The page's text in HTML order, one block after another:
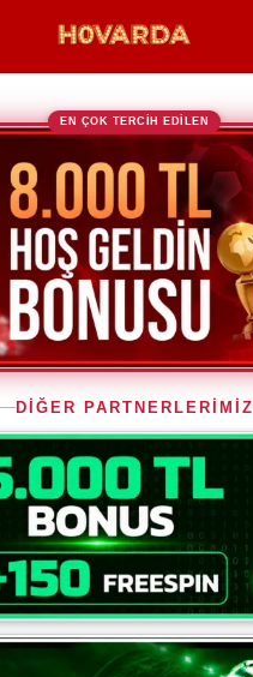
EN ÇOK TERCİH EDİLEN
DİĞER PARTNERLERİMİZ